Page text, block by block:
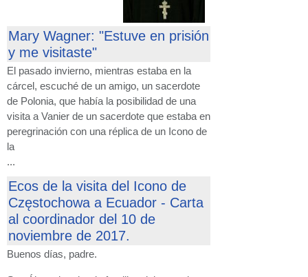
Mary Wagner: "Estuve en prisión
y me visitaste"
El pasado invierno, mientras estaba en la
cárcel, escuché de un amigo, un sacerdote
de Polonia, que había la posibilidad de una
visita a Vanier de un sacerdote que estaba en
peregrinación con una réplica de un Icono de
la
...
Ecos de la visita del Icono de
Częstochowa a Ecuador - Carta
al coordinador del 10 de
noviembre de 2017.
Buenos días, padre.